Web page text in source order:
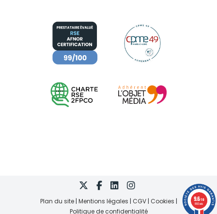
Plan du site Mentions légales CGV
Cookies
Politique de confidentialité
9.6/10
860 avis